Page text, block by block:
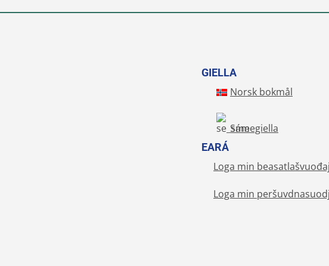
GIELLA
Norsk bokmål
Sámegiella
EARÁ
Loga min
Loga min